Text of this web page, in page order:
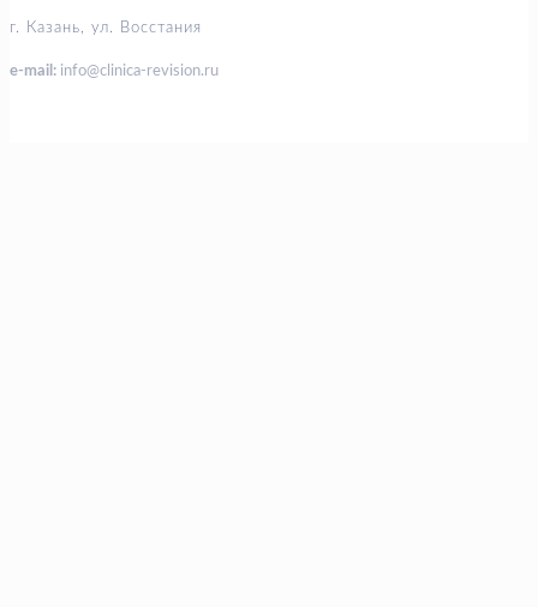
г. Казань, ул. Восстания
e-mail: info@clinica-revision.ru